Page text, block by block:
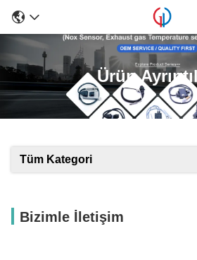
Ürün
Tüm Kategori
Bizimle İletişim